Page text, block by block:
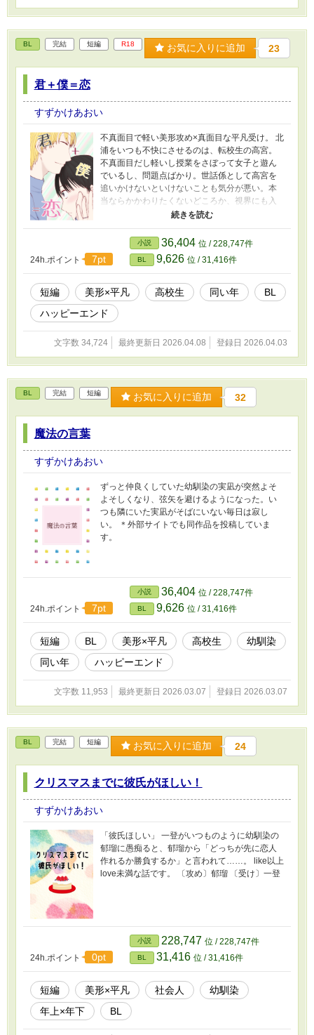
BL 完結 短編 R18 お気に入りに追加 23
君＋僕＝恋
すずかけあおい
不真面目で軽い美形攻め×真面目な平凡受け。 北
浦をいつも不快にさせるのは、転校生の高宮。
不真面目だし軽いし授業をさぼって女子と遊ん
でいるし、問題点ばかり。世話係として高宮を
追いかけないといけないことも気分が悪い。本
当ならかかわりたくないどころか、視界にも入
れたくない存在だ。 ある日、そんな高宮が自身
の内に隠す気持ちを知り、北浦は自分との共通
点を見つける。 でも遊ぶのは一生理解できな
い。 ◇性描写を含む後半ページには＊をつけて
います。 ◇外部サイトでも同作品を投稿してい
ます。
24h.ポイント 7pt
小説 36,404 位 / 228,747件
BL 9,626 位 / 31,416件
短編 美形×平凡 高校生 同い年
BL
ハッピーエンド
文字数 34,724 最終更新日 2026.04.08 登録日 2026.04.03
BL 完結 短編 お気に入りに追加 32
魔法の言葉
すずかけあおい
ずっと仲良くしていた幼馴染の実凪が突然よそ
よそしくなり、弦矢を避けるようになった。い
つも隣にいた実凪がそばにいない毎日は寂し
い。 ＊外部サイトでも同作品を投稿していま
す。
24h.ポイント 7pt
小説 36,404 位 / 228,747件
BL 9,626 位 / 31,416件
短編 BL 美形×平凡 高校生
幼馴染
同い年
ハッピーエンド
文字数 11,953 最終更新日 2026.03.07 登録日 2026.03.07
BL 完結 短編 お気に入りに追加 24
クリスマスまでに彼氏がほしい！
すずかけあおい
「彼氏ほしい」 一登がいつものように幼馴染の
郁瑠に愚痴ると、郁瑠から「どっちが先に恋人
作れるか勝負するか」と言われて……。 like以上
love未満な話です。 〔攻め〕郁瑠 〔受け〕一登
24h.ポイント 0pt
小説 228,747 位 / 228,747件
BL 31,416 位 / 31,416件
短編 美形×平凡 社会人
幼馴染
年上×年下
BL